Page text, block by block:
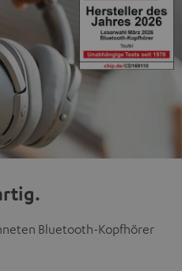
Bluetooth-Kopfhörer